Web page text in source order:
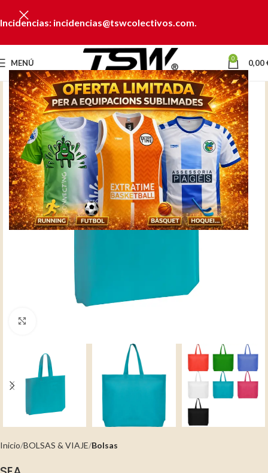
Incidencias: incidencias@tswcolectivos.com.
MENÚ 0 0,00
Inicio BOLSAS & VIAJE Bolsas